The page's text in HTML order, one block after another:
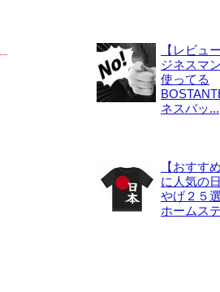
【レビュ
ジネスマ
使ってる
ネスバッ...
【おすす
に人気の
やげ２５
ホームス